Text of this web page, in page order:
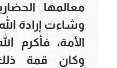
معالمها
وشاءت إرادة
الأمة، فأكرم
وكان قمة